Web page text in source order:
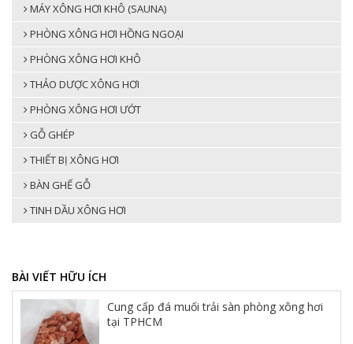
MÁY XÔNG HƠI KHÔ (SAUNA)
PHÒNG XÔNG HƠI HỒNG NGOẠI
PHÒNG XÔNG HƠI KHÔ
THẢO DƯỢC XÔNG HƠI
PHÒNG XÔNG HƠI ƯỚT
GỖ GHÉP
THIẾT BỊ XÔNG HƠI
BÀN GHẾ GỖ
TINH DẦU XÔNG HƠI
BÀI VIẾT HỮU ÍCH
Cung cấp đá muối trải sàn phòng xông hơi
tại TPHCM